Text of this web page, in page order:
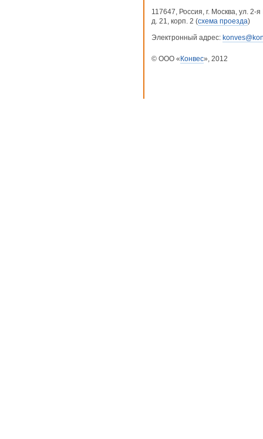
117647, Россия, г. Москва, ул. 2-
д. 21, корп. 2 (схема проезда)
Электронный адрес:
© ООО « Конвес», 2012